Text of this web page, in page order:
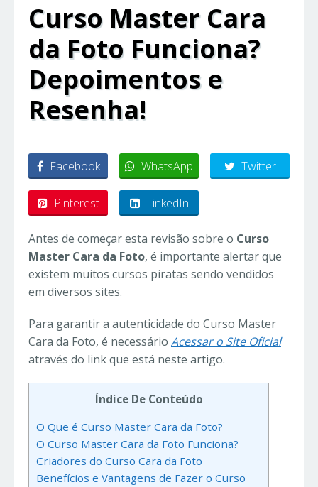
Curso Master Cara
da Foto Funciona?
Depoimentos e
Resenha!
Facebook WhatsApp Twitter
Pinterest LinkedIn
Antes de começar esta revisão sobre o Curso
Master Cara da Foto, é importante alertar que
existem muitos cursos piratas sendo vendidos
em diversos sites.
Para garantir a autenticidade do Curso Master
Cara da Foto, é necessário Acessar o Site Oficial
através do link que está neste artigo.
Índice De Conteúdo
O Que é Curso Master Cara da Foto?
O Curso Master Cara da Foto Funciona?
Criadores do Curso Cara da Foto
Benefícios e Vantagens de Fazer o Curso